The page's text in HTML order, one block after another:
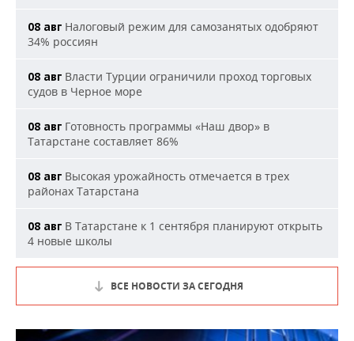
08 авг Налоговый режим для самозанятых одобряют
34% россиян
08 авг Власти Турции ограничили проход торговых
судов в Черное море
08 авг Готовность программы «Наш двор» в
Татарстане составляет 86%
08 авг Высокая урожайность отмечается в трех
районах Татарстана
08 авг В Татарстане к 1 сентября планируют открыть
4 новые школы
ВСЕ НОВОСТИ ЗА СЕГОДНЯ